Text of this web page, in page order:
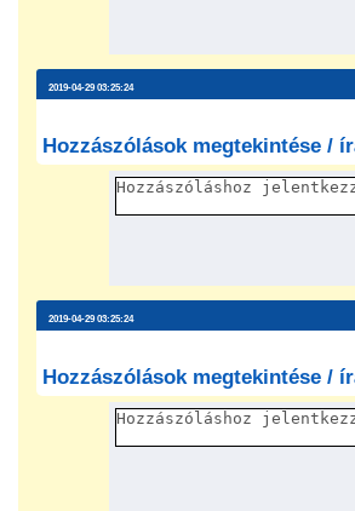
2019-04-29 03:25:24
Hozzászólások megtekintése /
2019-04-29 03:25:24
Hozzászólások megtekintése /